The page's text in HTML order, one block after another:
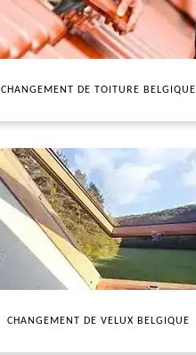
CHANGEMENT DE TOITURE BELGIQUE
CHANGEMENT DE VELUX BELGIQUE